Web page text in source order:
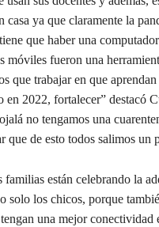
casa ya que claramente la
que haber una
móviles fueron una
que trabajar en que
en 2022, fortalecer” destacó
no tengamos una
que de esto todos salimos un
familias están celebrando la
solo los chicos, porque
una mejor conectividad